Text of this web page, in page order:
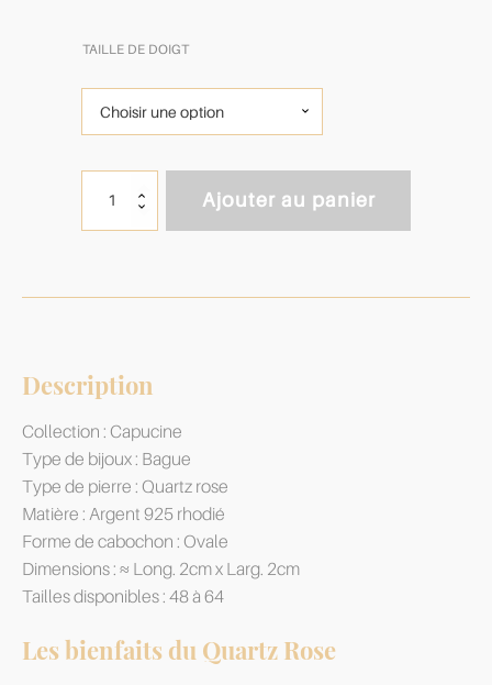
TAILLE DE DOIGT
Bague
Rose
Ajouter au panier
Description
Collection : Capucine
Type de bijoux : Bague
Type de pierre : Quartz rose
Matière : Argent 925 rhodié
Forme de cabochon : Ovale
Dimensions : ≈ Long. 2cm x Larg. 2cm
Tailles disponibles : 48 à 64
Les bienfaits du Quartz Rose